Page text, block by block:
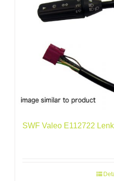
SWF Valeo E112722